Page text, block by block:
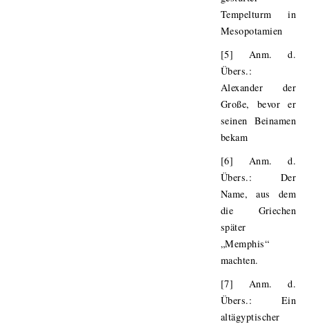
Tempelturm in
Mesopotamien
[5] Anm. d.
Übers.:
Alexander der
Große, bevor er
seinen Beinamen
bekam
[6] Anm. d.
Übers.: Der
Name, aus dem
die Griechen
später
„Memphis“
machten.
[7] Anm. d.
Übers.: Ein
altägyptischer